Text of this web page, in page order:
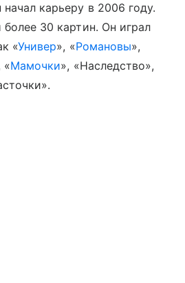
карьеру в 2006 году.
30 картин. Он играл
«Универ», «Романовы»,
«Мамочки», «Наследство»,